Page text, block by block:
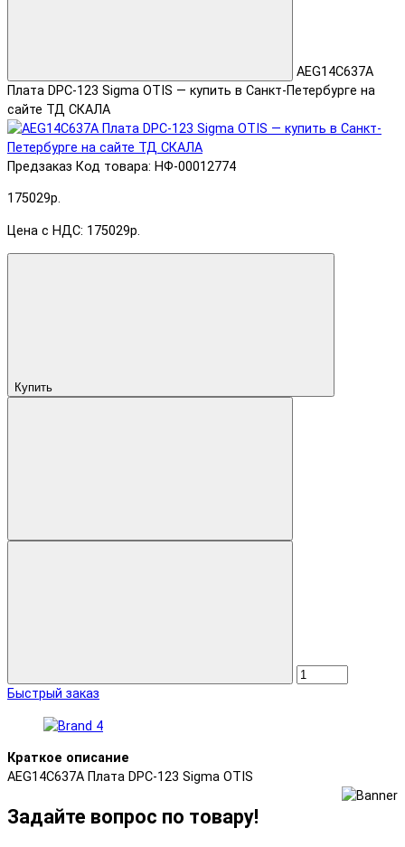
AEG14C637A
Плата DPC-123 Sigma OTIS — купить в Санкт-Петербурге на
сайте ТД СКАЛА
Предзаказ Код товара: НФ-00012774
175029р.
Цена с НДС: 175029р.
Купить
Быстрый заказ
Краткое описание
AEG14C637A Плата DPC-123 Sigma OTIS
Задайте вопрос по товару!